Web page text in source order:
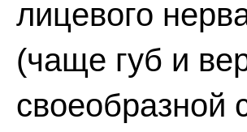
лицевого
(чаще губ и
своеобразной